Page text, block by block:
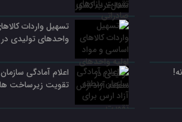
تسهیل واردات
واحدهای تولیدی
اعلام آمادگی
تقویت زیرساخت‌